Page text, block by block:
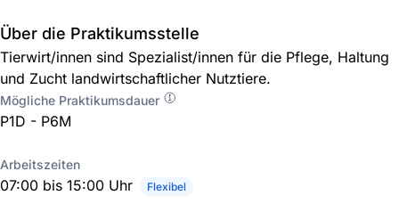
Über die Praktikumsstelle
Tierwirt/innen sind Spezialist/innen für die Pflege, Haltung
und Zucht landwirtschaftlicher Nutztiere.
Mögliche Praktikumsdauer
P1D - P6M
Arbeitszeiten
07:00 bis 15:00 Uhr Flexibel